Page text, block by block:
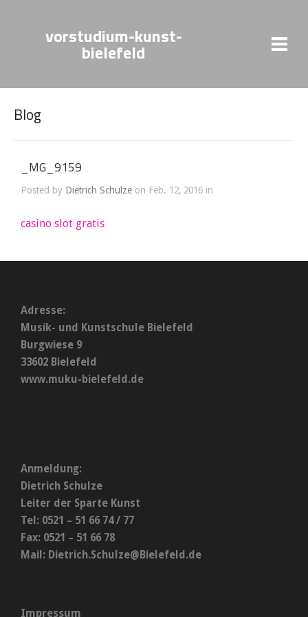
vorstudium-kunst-
bielefeld
Blog
_MG_9159
Posted by Dietrich Schulze on Feb. 12, 2016 in
casino slot gratis
Adresse:
Musik- und Kunstschule Bielefeld
Burgwiese 9
33602 Bielefeld
www.muku-bielefeld.de
Anmeldung:
Dietrich Schulze
Leiter der Sparte Kunst
Tel: 0521 – 51 66 74 / 77
Fax: 0521 – 51 66 78
Mail: Dietrich.Schulze@Bielefeld.de
Impressum